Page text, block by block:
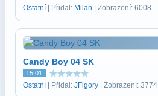
Ostatní | Přidal: Milan | Zobrazení: 6008
Candy Boy 04 SK
15:01
Ostatní | Přidal: JFigory | Zobrazení: 3774